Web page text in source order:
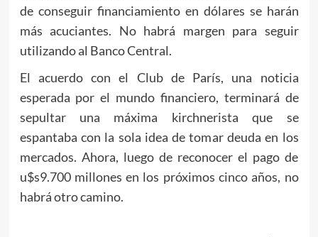
de conseguir financiamiento en dólares se harán
más acuciantes. No habrá margen para seguir
utilizando al Banco Central.
El acuerdo con el Club de París, una noticia
esperada por el mundo financiero, terminará de
sepultar una máxima kirchnerista que se
espantaba con la sola idea de tomar deuda en los
mercados. Ahora, luego de reconocer el pago de
u$s9.700 millones en los próximos cinco años, no
habrá otro camino.